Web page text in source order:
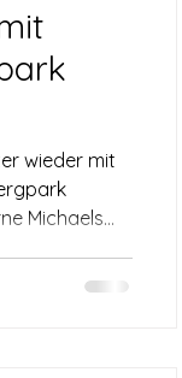
wieder mit
Freunden